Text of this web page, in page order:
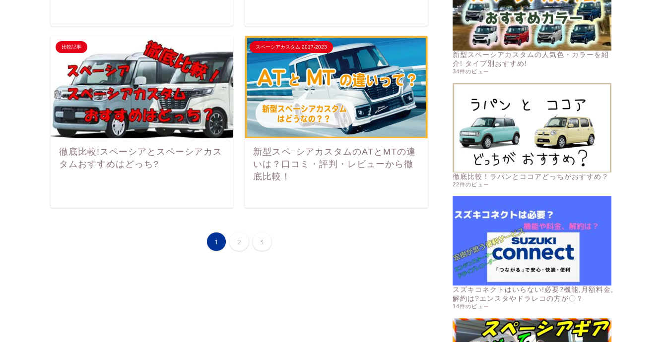
比較記事
徹底比較!スペーシアとスペーシアカス
タムおすすめはどっち?
スペーシアカスタム 2017-2023
新型スペｰシアカスタムのATとMTの違
いは？口コミ・評判・レビューから徹
底比較！
1 2 3
新型スペーシアカスタムの人気色・カラーを紹
介! タイプ別おすすめ!
34件のビュー
徹底比較！ラパンとココアどっちがおすすめ？
22件のビュー
スズキコネクトはいらない!必要?機能,月額料金,
解約は?エンスタやドラレコの方が〇？
14件のビュー